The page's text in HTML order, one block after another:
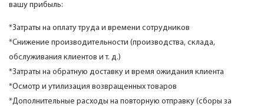
вашу прибыль:
*Затраты на оплату труда и времени сотрудников
*Снижение производительности (производства, склада,
обслуживания клиентов и т. д.)
*Затраты на обратную доставку и время ожидания клиента
*Осмотр и утилизация возвращенных товаров
*Дополнительные расходы на повторную отправку (сборы за